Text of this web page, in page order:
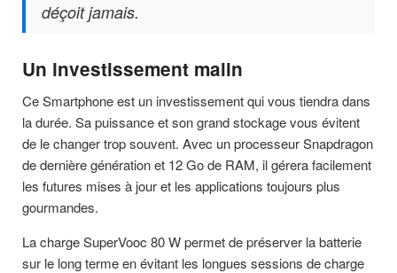
déçoit jamais.
Un investissement malin
Ce Smartphone est un investissement qui vous tiendra dans
la durée. Sa puissance et son grand stockage vous évitent
de le changer trop souvent. Avec un processeur Snapdragon
de dernière génération et 12 Go de RAM, il gérera facilement
les futures mises à jour et les applications toujours plus
gourmandes.
La charge SuperVooc 80 W permet de préserver la batterie
sur le long terme en évitant les longues sessions de charge